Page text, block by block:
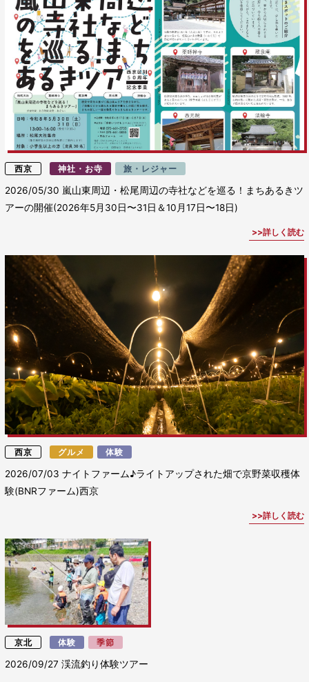
西京 神社・お寺 旅・レジャー
2026/05/30 嵐山東周辺・松尾周辺の寺社などを巡る！まちあるきツ
アーの開催(2026年5月30日〜31日＆10月17日〜18日)
詳しく読む
西京 グルメ 体験
2026/07/03ナイトファーム♪ライトアップされた畑で京野菜収穫体
験(BNRファーム)西京
詳しく読む
京北 体験 季節
2026/09/27渓流釣り体験ツアー